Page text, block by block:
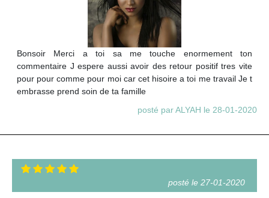
Bonsoir Merci a toi sa me touche enormement ton
commentaire J espere aussi avoir des retour positif tres vite
pour pour comme pour moi car cet hisoire a toi me travail Je t
embrasse prend soin de ta famille
posté par ALYAH le 28-01-2020
posté le 27-01-2020